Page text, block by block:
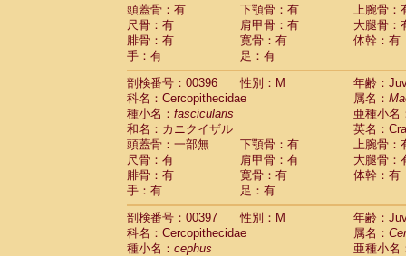
頭蓋骨：有
下顎骨：有
上腕骨：
尺骨：有
肩甲骨：有
大腿骨：
腓骨：有
寛骨：有
体幹：有
手：有
足：有
剖検番号：00396
性別：M
年齢：
科名：Cercopithecidae
属名：
種小名： fascicularis
亜種小名
和名：カニクイザル
英名：
頭蓋骨：一部無
下顎骨：有
上腕骨：
尺骨：有
肩甲骨：有
大腿骨：
腓骨：有
寛骨：有
体幹：有
手：有
足：有
剖検番号：00397
性別：M
年齢：
科名：Cercopithecidae
属名：
種小名： cephus
亜種小名